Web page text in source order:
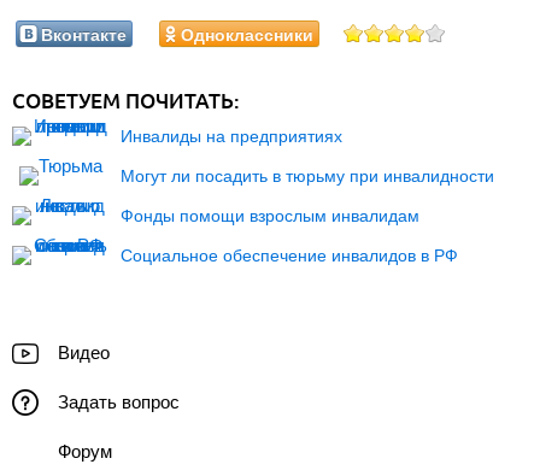
Вконтакте Одноклассники
СОВЕТУЕМ ПОЧИТАТЬ:
Инвалиды на предприятиях
Могут ли посадить в тюрьму при инвалидности
Фонды помощи взрослым инвалидам
Социальное обеспечение инвалидов в РФ
Видео
Задать вопрос
Форум